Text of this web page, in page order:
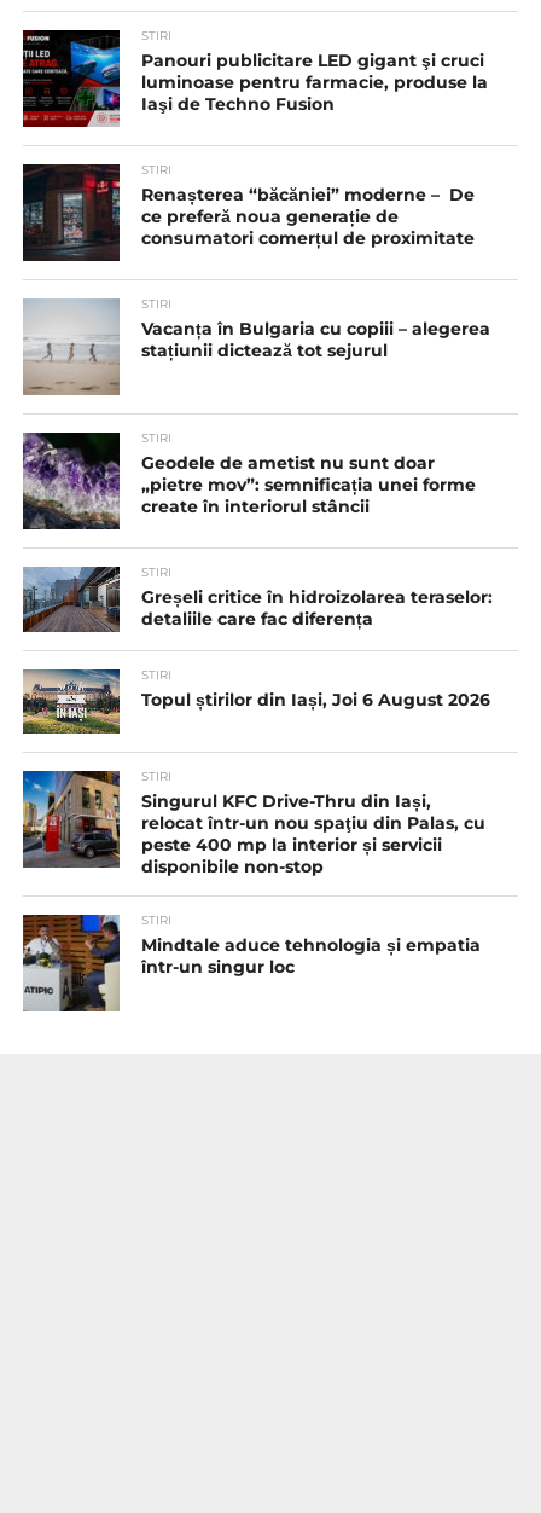
STIRI
Panouri publicitare LED gigant şi cruci
luminoase pentru farmacie, produse la
Iaşi de Techno Fusion
STIRI
Renașterea “băcăniei” moderne – De
ce preferă noua generație de
consumatori comerțul de proximitate
STIRI
Vacanța în Bulgaria cu copiii – alegerea
stațiunii dictează tot sejurul
STIRI
Geodele de ametist nu sunt doar
„pietre mov”: semnificația unei forme
create în interiorul stâncii
STIRI
Greșeli critice în hidroizolarea teraselor:
detaliile care fac diferența
STIRI
Topul știrilor din Iași, Joi 6 August 2026
STIRI
Singurul KFC Drive-Thru din Iași,
relocat într-un nou spaţiu din Palas, cu
peste 400 mp la interior și servicii
disponibile non-stop
STIRI
Mindtale aduce tehnologia și empatia
într-un singur loc